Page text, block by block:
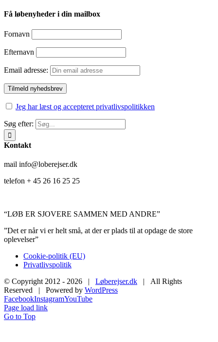
Få løbenyheder i din mailbox
Fornavn
Efternavn
Email adresse:
Jeg har læst og accepteret privatlivspolitikken
Søg efter:
Kontakt
mail info@loberejser.dk
telefon + 45 26 16 25 25
“LØB ER SJOVERE SAMMEN MED ANDRE”
”Det er når vi er helt små, at der er plads til at opdage de store
oplevelser”
Cookie-politik (EU)
Privatlivspolitik
© Copyright 2012 - 2026 | Løberejser.dk | All Rights
Reserved | Powered by WordPress
FacebookInstagramYouTube
Page load link
Go to Top